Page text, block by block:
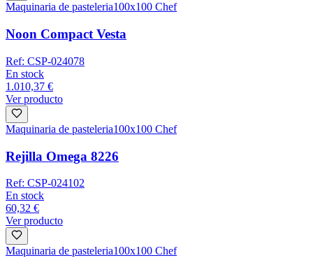
Maquinaria de pasteleria100x100 Chef
Noon Compact Vesta
Ref: CSP-024078
En stock
1.010,37 €
Ver producto
Maquinaria de pasteleria100x100 Chef
Rejilla Omega 8226
Ref: CSP-024102
En stock
60,32 €
Ver producto
Maquinaria de pasteleria100x100 Chef